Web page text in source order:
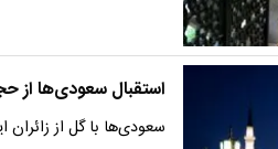
استقبال سعودی‌ها از
سعودی‌ها با گل از زائران